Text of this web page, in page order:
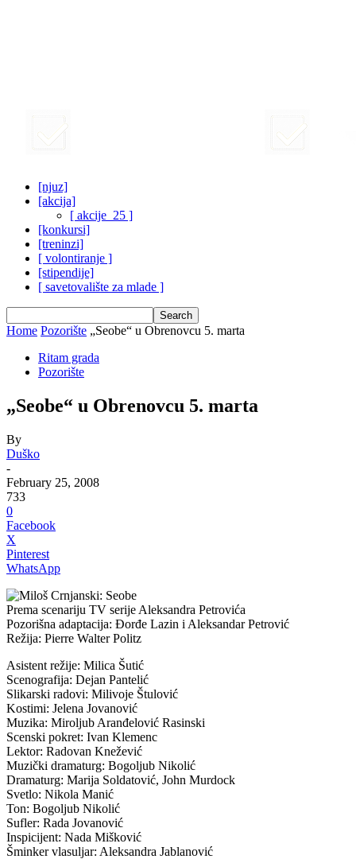
[njuz]
[akcija]
[ akcije_25 ]
[konkursi]
[treninzi]
[ volontiranje ]
[stipendije]
[ savetovalište za mlade ]
Home Pozorište „Seobe“ u Obrenovcu 5. marta
Ritam grada
Pozorište
„Seobe“ u Obrenovcu 5. marta
By
Duško
-
February 25, 2008
733
0
Facebook
X
Pinterest
WhatsApp
Miloš Crnjanski: Seobe
Prema scenariju TV serije Aleksandra Petrovića
Pozorišna adaptacija: Đorđe Lazin i Aleksandar Petrović
Režija: Pierre Walter Politz
Asistent režije: Milica Šutić
Scenografija: Dejan Pantelić
Slikarski radovi: Milivoje Štulović
Kostimi: Jelena Jovanović
Muzika: Miroljub Aranđelović Rasinski
Scenski pokret: Ivan Klemenc
Lektor: Radovan Knežević
Muzički dramaturg: Bogoljub Nikolić
Dramaturg: Marija Soldatović, John Murdock
Svetlo: Nikola Manić
Ton: Bogoljub Nikolić
Sufler: Rada Jovanović
Inspicijent: Nada Mišković
Šminker vlasuljar: Aleksandra Jablanović